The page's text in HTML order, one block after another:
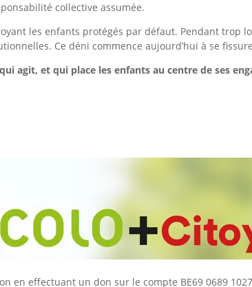
collective assumée.
les enfants protégés par défaut. Pendant trop
Ce déni commence aujourd’hui à se
agit, et qui place les enfants au centre de ses
en effectuant un don sur le compte BE69 0689